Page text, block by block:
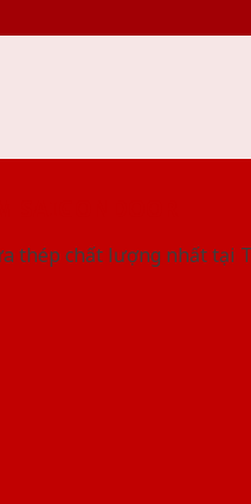
thép chất lượng nhất tại